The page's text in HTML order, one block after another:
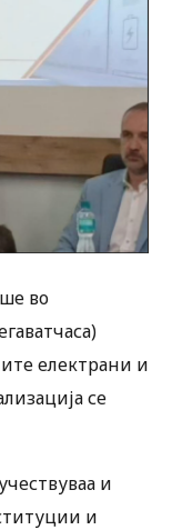
во
електрани и
се
и
и